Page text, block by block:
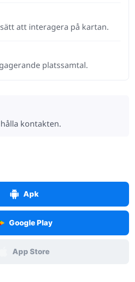
att interagera på kartan.
platssamtal.
kontakten.
Apk
Google Play
App Store